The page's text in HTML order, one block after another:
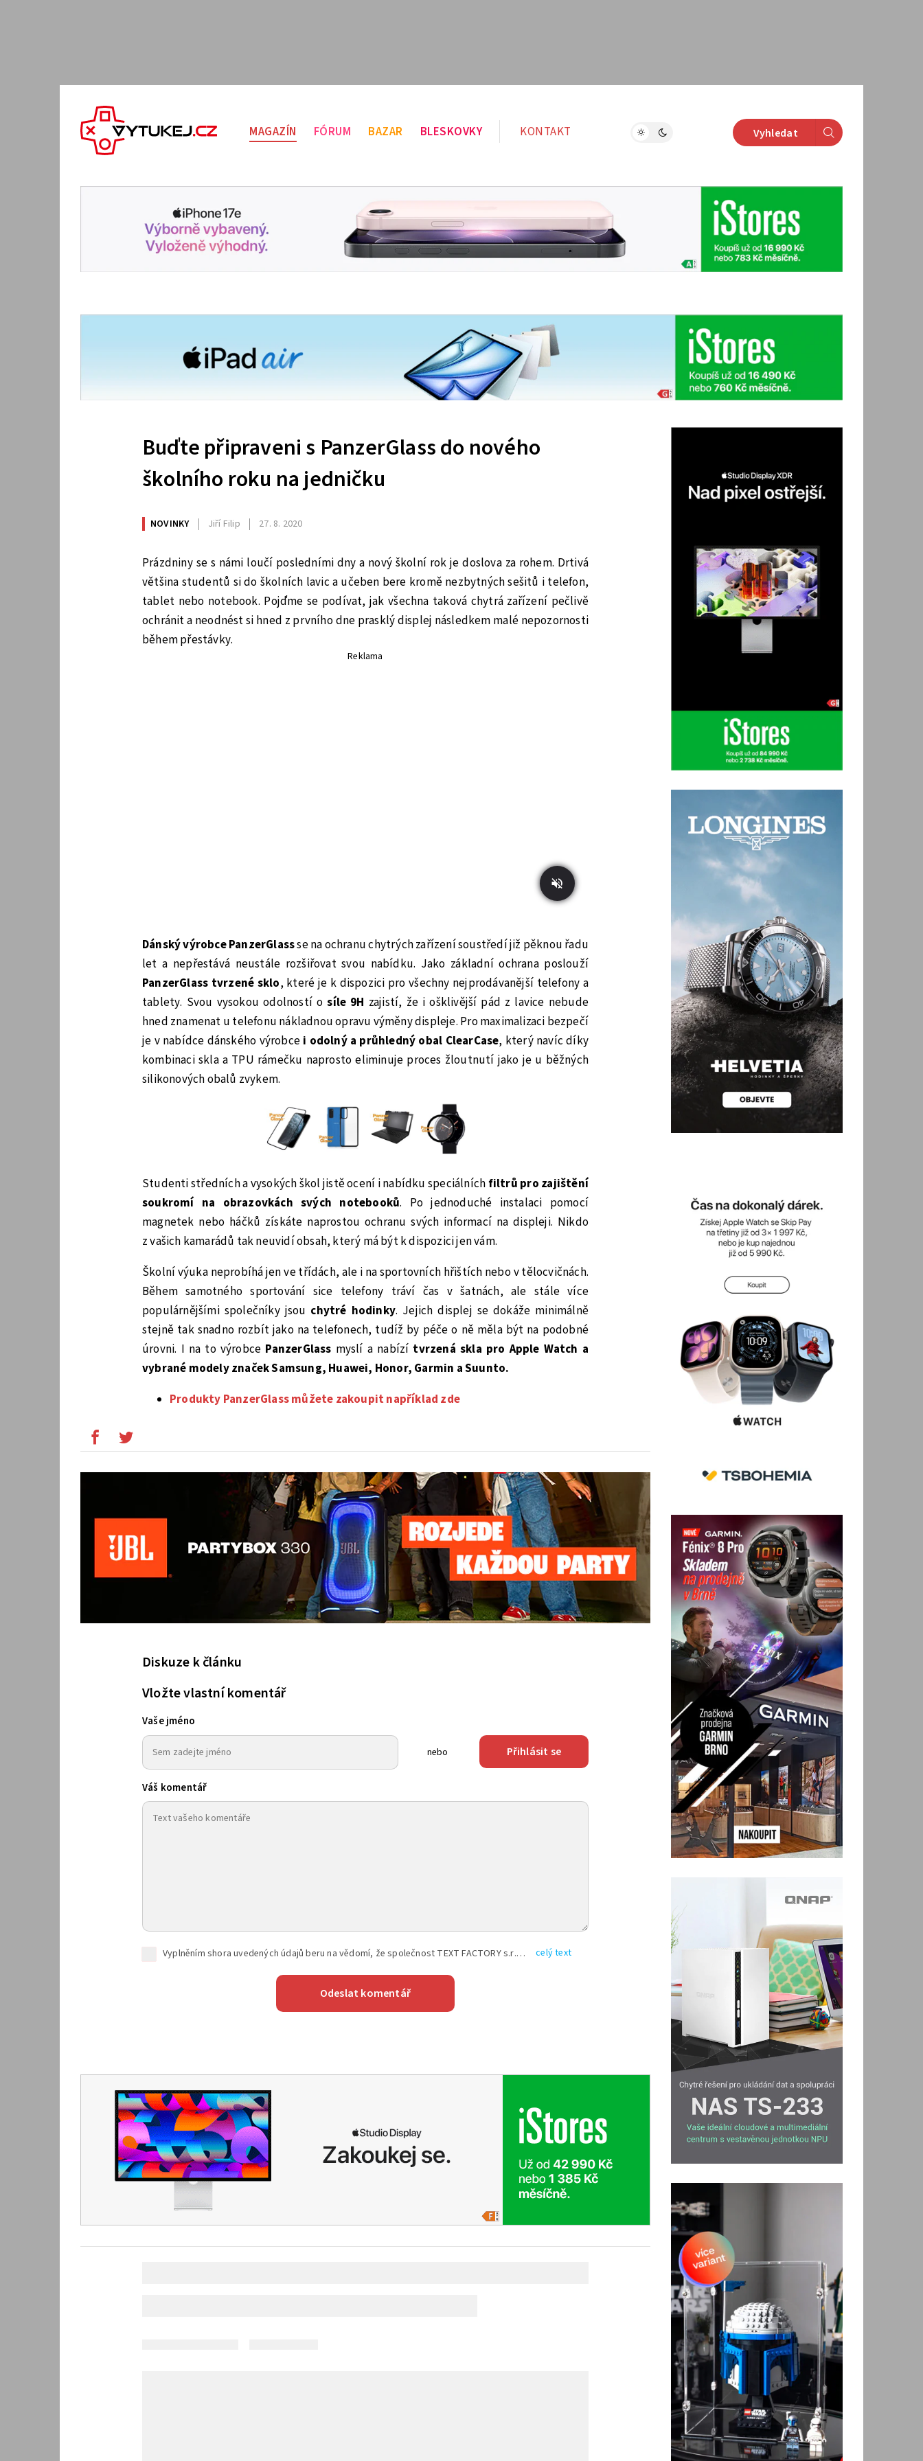
MAGAZÍN FÓRUM BAZAR BLESKOVKY KONTAKT Vyhledat
Buďte připraveni s PanzerGlass do nového
školního roku na jedničku
NOVINKY Jiří Filip 27. 8. 2020
Prázdniny se s námi loučí posledními dny a nový školní rok je doslova za rohem. Drtivá
většina studentů si do školních lavic a učeben bere kromě nezbytných sešitů i telefon,
tablet nebo notebook. Pojďme se podívat, jak všechna taková chytrá zařízení pečlivě
ochránit a neodnést si hned z prvního dne prasklý displej následkem malé nepozornosti
během přestávky.
Reklama
Dánský výrobce PanzerGlassse na ochranu chytrých zařízení soustředí již pěknou řadu
let a nepřestává neustále rozšiřovat svou nabídku. Jako základní ochrana poslouží
PanzerGlass tvrzené sklo, které je k dispozici pro všechny nejprodávanější telefony a
tablety. Svou vysokou odolností osíle 9H zajistí, že i ošklivější pád z lavice nebude
hned znamenat u telefonu nákladnou opravu výměny displeje. Pro maximalizaci bezpečí
je v nabídce dánského výrobce i odolný a průhledný obal ClearCase, který navíc díky
kombinaci skla a TPU rámečku naprosto eliminuje proces žloutnutí jako je u běžných
silikonových obalů zvykem.
Studenti středních a vysokých škol jistě ocení i nabídku speciálníchfiltrů pro zajištění
soukromí na obrazovkách svých notebooků. Po jednoduché instalaci pomocí
magnetek nebo háčků získáte naprostou ochranu svých informací na displeji. Nikdo
z vašich kamarádů tak neuvidí obsah, který má být k dispozici jen vám.
Školní výuka neprobíhá jen ve třídách, ale i na sportovních hřištích nebo v tělocvičnách.
Během samotného sportování sice telefony tráví čas v šatnách, ale stále více
populárnějšími společníky jsou chytré hodinky. Jejich displej se dokáže minimálně
stejně tak snadno rozbít jako na telefonech, tudíž by péče o ně měla být na podobné
úrovni. I na to výrobce PanzerGlass myslí a nabízí tvrzená skla pro Apple Watch a
vybrané modely značek Samsung, Huawei, Honor, Garmin a Suunto.
Produkty PanzerGlass můžete zakoupit například zde
Diskuze k článku
Vložte vlastní komentář
Vaše jméno
nebo Přihlásit se
Váš komentář
Vyplněním shora uvedených údajů beru na vědomí, že společnost TEXT FACTORY s.r.o., sídlem Brno, Durďákova 336/29, Černá Pole, PSČ: 613 00, IČ: 06157831, zapsané u Krajského soudu v Brně, oddíl C, vložka 100399, bude zpracovávat mé osobní údaje uvedené v rámci mnou vyplněného registračního formuláře na základě oprávněných zájmů TEXT FACTORY s.r.o. dle čl. 6 odst. 1 písm. f) GDPR a pro splnění právních povinností (čl. 6 odst. 1 písm. c) GDPR), a to pro tyto účely: nezbytnost zajistit oprávnění návštěvníka webových stránek provozovaných společností TEXT FACTORY s.r.o. přispívat aktivně ke zveřejněným článkům nebo v rámci diskusních fór a výkon práv TEXT FACTORY s.r.o. jako administrátora těchto diskusních fór. Více informací o zpracování osobních údajů a právech lze nalézt v celý text